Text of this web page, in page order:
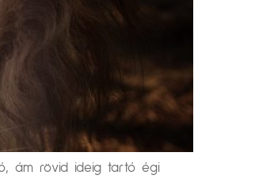
ám rövid ideig tartó égi